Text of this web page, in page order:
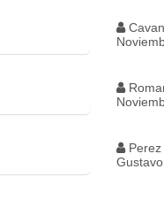
Perez